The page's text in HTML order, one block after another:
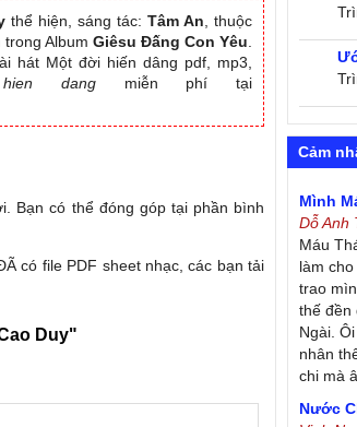
thể hiện, sáng tác:Tâm An , thuộc
Album Giêsu Đấng Con Yêu
hát Một đời hiến dâng pdf, mp3,
dangmiễn phí tại
Bạn có thể đóng góp tại phần bình
có file PDF sheet nhạc, các bạn tải
Duy"
Cảm
Mình
Dỗ Anh
Máu
làm
trao
thế đền
Ngài.
nhân
chi mà
Nước